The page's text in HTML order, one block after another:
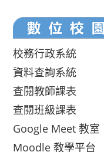
校務行政系統
資料查詢系統
查閱教師課表
查閱班級課表
Google Meet 教室
Moodle 教學平台